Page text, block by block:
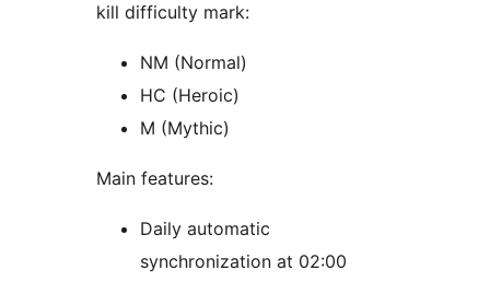
kill difficulty mark:
NM (Normal)
HC (Heroic)
M (Mythic)
Main features:
Daily automatic
synchronization at 02:00